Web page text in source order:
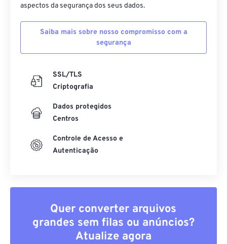
aspectos da segurança dos seus dados.
Saiba mais sobre nosso compromisso com a
segurança
SSL/TLS
Criptografia
Dados protegidos
Centros
Controle de Acesso e
Autenticação
Quer converter arquivos
grandes sem filas ou anúncios?
Atualize agora